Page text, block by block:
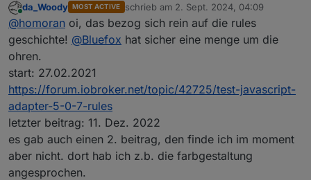
Online
da_Woody MOST ACTIVE schrieb am 2. Sept. 2024, 04:09
zuletzt editiert von
@homoran oi, das bezog sich rein auf die rules
geschichte! @Bluefox hat sicher eine menge um die
ohren.
start: 27.02.2021
https://forum.iobroker.net/topic/42725/test-javascript-
adapter-5-0-7-rules
letzter beitrag: 11. Dez. 2022
es gab auch einen 2. beitrag, den finde ich im moment
aber nicht. dort hab ich z.b. die farbgestaltung
angesprochen.